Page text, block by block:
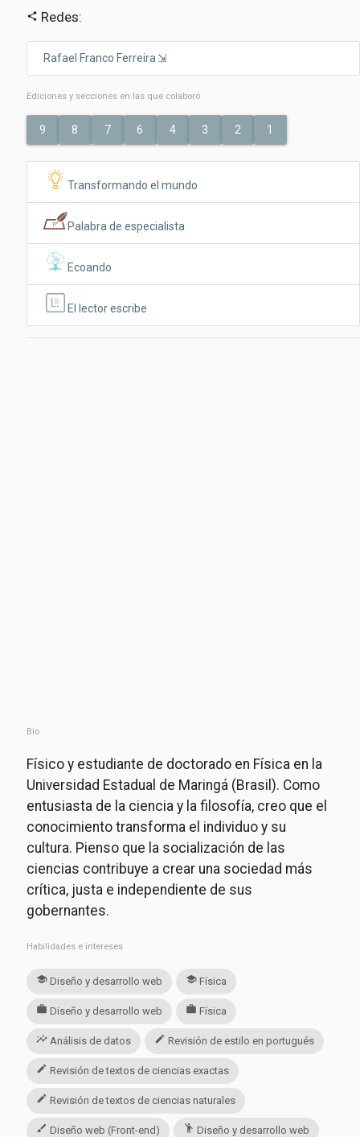
share Redes:
Rafael Franco Ferreira
Ediciones y secciones en las que colaboró
9 8 7 6 4 3 2 1
Transformando el mundo
Palabra de especialista
Ecoando
El lector escribe
Bio
Físico y estudiante de doctorado en Física en la
Universidad Estadual de Maringá (Brasil). Como
entusiasta de la ciencia y la filosofía, creo que el
conocimiento transforma el individuo y su
cultura. Pienso que la socialización de las
ciencias contribuye a crear una sociedad más
crítica, justa e independiente de sus
gobernantes.
Habilidades e intereses
schoolDiseño y desarrollo web schoolFísica
work Diseño y desarrollo web work Física
insightsAnálisis de datos edit Revisión de estilo en portugués
edit Revisión de textos de ciencias exactas
edit Revisión de textos de ciencias naturales
brush Diseño web (Front-end) emoji_people Diseño y desarrollo web